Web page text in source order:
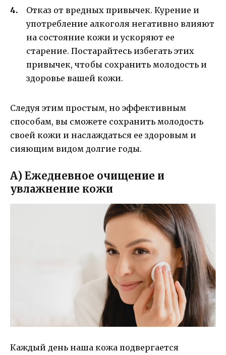
Отказ от вредных привычек. Курение и
употребление алкоголя негативно влияют
на состояние кожи и ускоряют ее
старение. Постарайтесь избегать этих
привычек, чтобы сохранить молодость и
здоровье вашей кожи.
Следуя этим простым, но эффективным
способам, вы сможете сохранить молодость
своей кожи и наслаждаться ее здоровым и
сияющим видом долгие годы.
А) Ежедневное очищение и
увлажнение кожи
Каждый день наша кожа подвергается